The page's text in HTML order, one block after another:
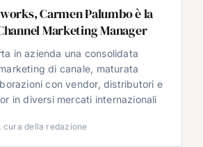
Carmen Palumbo è la
Marketing Manager
in azienda una consolidata
di canale, maturata
con vendor, distributori e
in diversi mercati internazionali
cura della redazione